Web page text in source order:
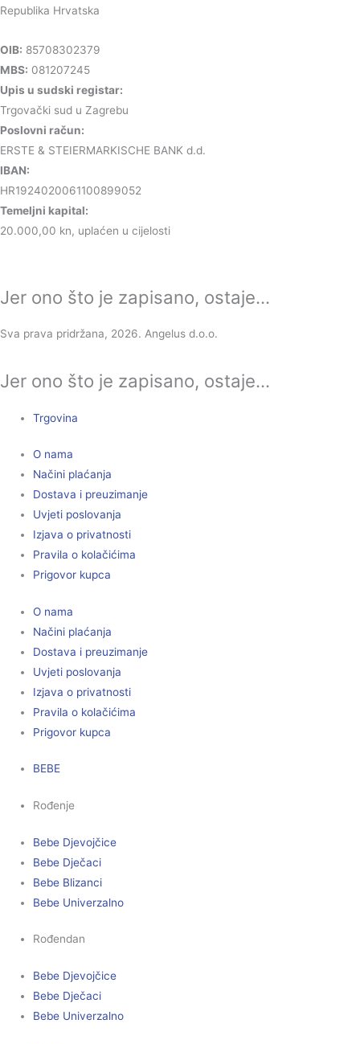
Republika Hrvatska
OIB: 85708302379
MBS: 081207245
Upis u sudski registar:
Trgovački sud u Zagrebu
Poslovni račun:
ERSTE & STEIERMARKISCHE BANK d.d.
IBAN:
HR1924020061100899052
Temeljni kapital:
20.000,00 kn, uplaćen u cijelosti
Jer ono što je zapisano, ostaje...
Sva prava pridržana, 2026. Angelus d.o.o.
Jer ono što je zapisano, ostaje...
Trgovina
O nama
Načini plaćanja
Dostava i preuzimanje
Uvjeti poslovanja
Izjava o privatnosti
Pravila o kolačićima
Prigovor kupca
O nama
Načini plaćanja
Dostava i preuzimanje
Uvjeti poslovanja
Izjava o privatnosti
Pravila o kolačićima
Prigovor kupca
BEBE
Rođenje
Bebe Djevojčice
Bebe Dječaci
Bebe Blizanci
Bebe Univerzalno
Rođendan
Bebe Djevojčice
Bebe Dječaci
Bebe Univerzalno